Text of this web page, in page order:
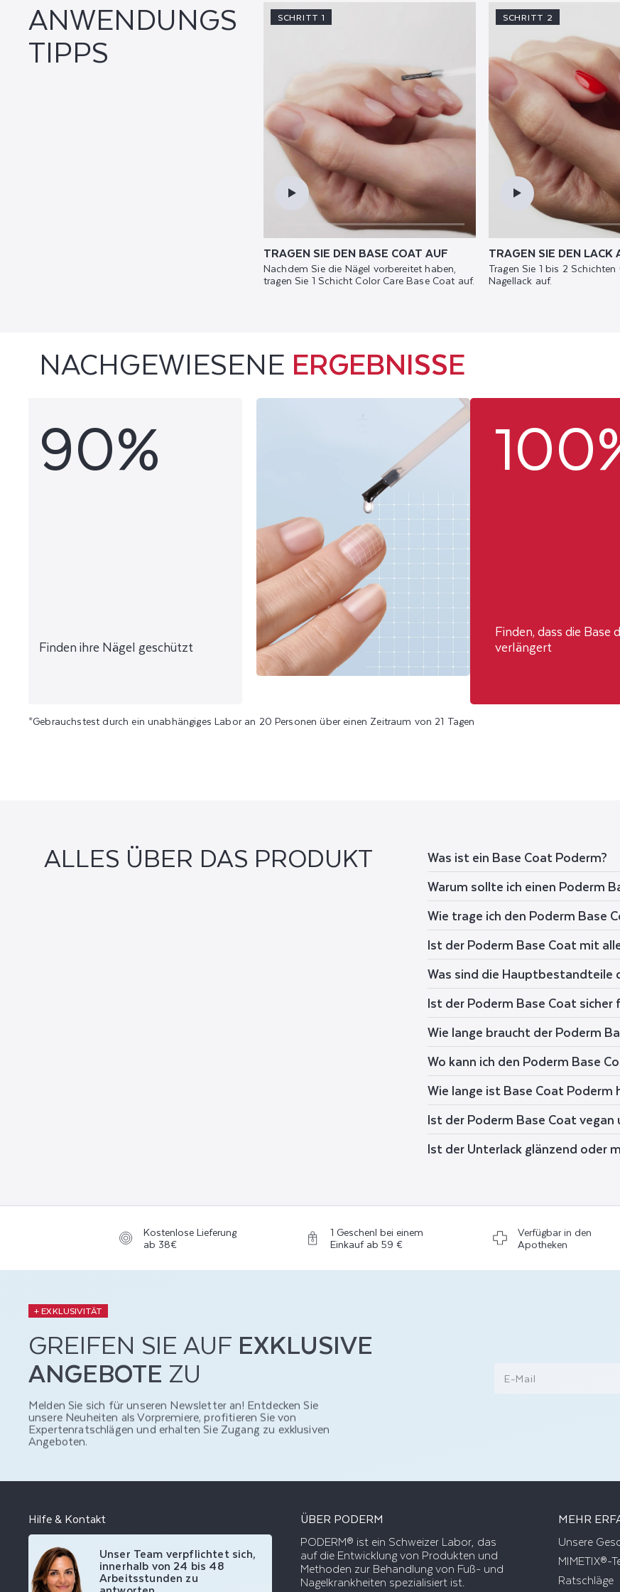
ANWENDUNGS
TIPPS
SCHRITT 1
TRAGEN SIE DEN BASE COAT AUF
Nachdem Sie die Nägel vorbereitet haben,
tragen Sie 1 Schicht Color Care Base Coat auf.
SCHRITT 2
TRAGEN SIE DEN LACK
Tragen Sie 1 bis 2 Schichten
Nagellack auf.
NACHGEWIESENE ERGEBNISSE
90%
Finden ihre Nägel geschützt
Finden, dass die Base
verlängert
*Gebrauchstest durch ein unabhängiges Labor an 20 Personen über einen Zeitraum von 21 Tagen
ALLES ÜBER DAS PRODUKT
Was ist ein Base Coat Poderm?
Warum sollte ich einen Poderm
Wie trage ich den Poderm Base
Ist der Poderm Base Coat mit
Was sind die Hauptbestandteile
Ist der Poderm Base Coat sicher
Wie lange braucht der Poderm
Wo kann ich den Poderm Base
Wie lange ist Base Coat Poderm
Ist der Poderm Base Coat
Ist der Unterlack glänzend oder
Kostenlose Lieferung
ab 38€
1 Geschenl bei einem
Einkauf ab 59 €
Verfügbar in den
Apotheken
+ EXKLUSIVITÄT
GREIFEN SIE AUF EXKLUSIVE
ANGEBOTE ZU
Melden Sie sich für unseren Newsletter an! Entdecken Sie
unsere Neuheiten als Vorpremiere, profitieren Sie von
Expertenratschlägen und erhalten Sie Zugang zu exklusiven
Angeboten.
E-Mail
Hilfe & Kontakt
Unser Team verpflichtet sich,
innerhalb von 24 bis 48
Arbeitsstunden zu
ÜBER PODERM
PODERM® ist ein Schweizer Labor, das
auf die Entwicklung von Produkten und
Methoden zur Behandlung von Fuß- und
Nagelkrankheiten spezialisiert ist.
MEHR
Unsere
MIMETIX®-
Ratschläge